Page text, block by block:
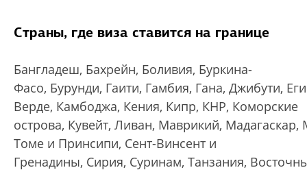
Страны, где виза ставится на границе
Бангладеш, Бахрейн, Боливия, Буркина-
Фасо, Бурунди, Гаити, Гамбия, Гана, Джибути,
Верде, Камбоджа, Кения, Кипр, КНР, Коморские
острова, Кувейт, Ливан, Маврикий,
Томе и Принсипи, Сент-Винсент и
Гренадины, Сирия, Суринам, Танзания,